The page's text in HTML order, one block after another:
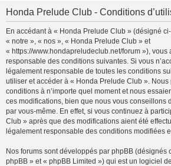
Honda Prelude Club - Conditions
En accédant à « Honda Prelude Club » (désigné
« notre », « nos », « Honda Prelude Club » et
« https://www.hondapreludeclub.net/forum »), vous
responsable des conditions suivantes. Si vous
légalement responsable de toutes les conditions
utiliser et accéder à « Honda Prelude Club ».
conditions à n’importe quel moment et nous
ces modifications, bien que nous vous conseillons
par vous-même. En effet, si vous continuez à
Club » après que des modifications aient été
légalement responsable des conditions modifiées
Nos forums sont développés par phpBB (désignés
phpBB » et « phpBB Limited ») qui est un logiciel